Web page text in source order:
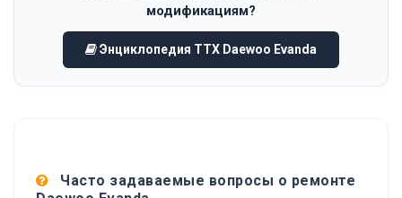
модификациям?
Энциклопедия ТТХ Daewoo Evanda
Часто задаваемые вопросы о ремонте